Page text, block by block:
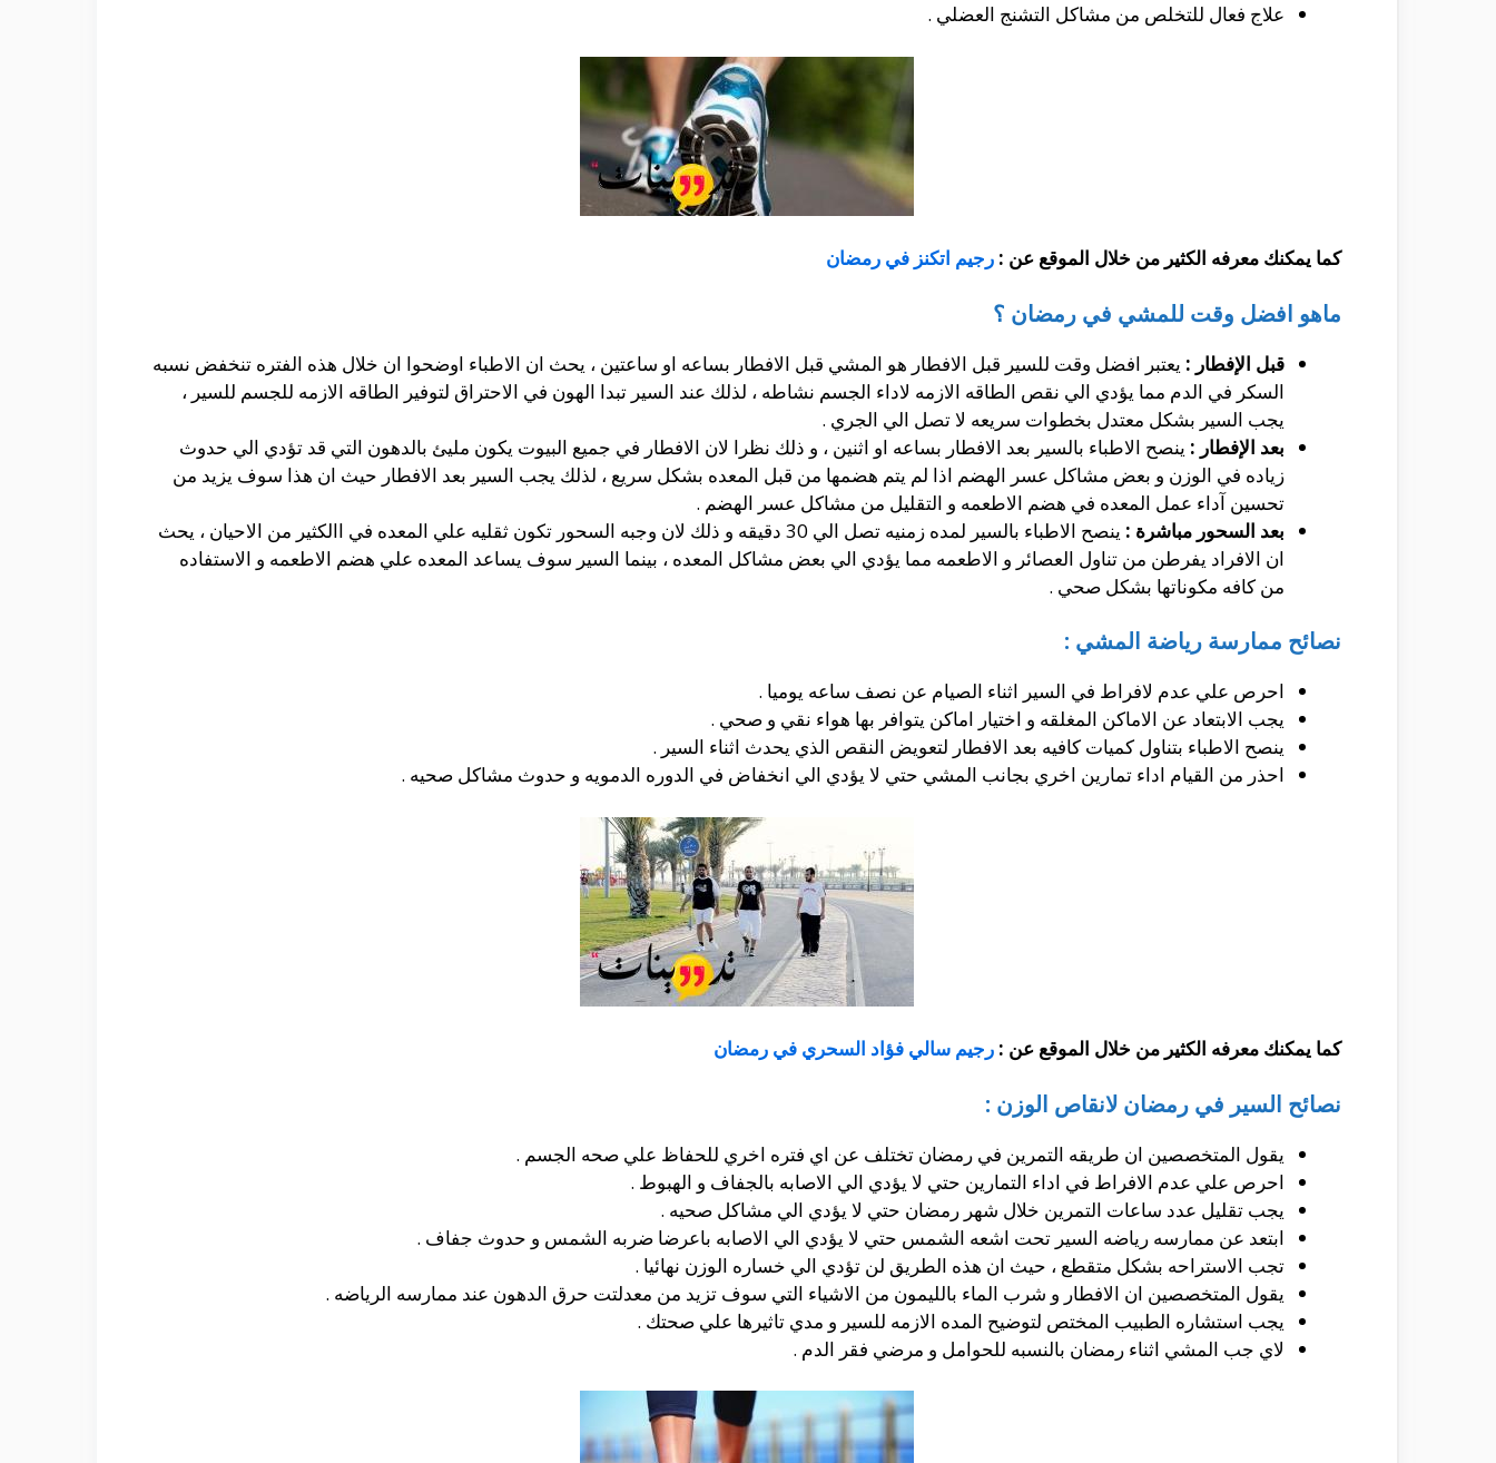
علاج فعال للتخلص من مشاكل التشنج العضلي .
كما يمكنك معرفه الكثير من خلال الموقع عن : رجيم اتكنز في رمضان
ماهو افضل وقت للمشي في رمضان ؟
قبل الإفطار : يعتبر افضل وقت للسير قبل الافطار هو المشي قبل الافطار بساعه او ساعتين ، يحث ان الاطباء اوضحوا ان خلال هذه الفتره تنخفض نسبه
السكر في الدم مما يؤدي الي نقص الطاقه الازمه لاداء الجسم نشاطه ، لذلك عند السير تبدا الهون في الاحتراق لتوفير الطاقه الازمه للجسم للسير ،
يجب السير بشكل معتدل بخطوات سريعه لا تصل الي الجري .
بعد الإفطار : ينصح الاطباء بالسير بعد الافطار بساعه او اثنين ، و ذلك نظرا لان الافطار في جميع البيوت يكون مليئ بالدهون التي قد تؤدي الي حدوث
زياده في الوزن و بعض مشاكل عسر الهضم اذا لم يتم هضمها من قبل المعده بشكل سريع ، لذلك يجب السير بعد الافطار حيث ان هذا سوف يزيد من
تحسين آداء عمل المعده في هضم الاطعمه و التقليل من مشاكل عسر الهضم .
بعد السحور مباشرة :
ينصح الاطباء بالسير لمده زمنيه تصل الي 30 دقيقه و ذلك لان وجبه السحور تكون ثقليه علي المعده في االكثير من الاحيان ، يحث
ان الافراد يفرطن من تناول العصائر و الاطعمه مما يؤدي الي بعض مشاكل المعده ، بينما السير سوف يساعد المعده علي هضم الاطعمه و الاستفاده
من كافه مكوناتها بشكل صحي .
نصائح ممارسة رياضة المشي :
احرص علي عدم لافراط في السير اثناء الصيام عن نصف ساعه يوميا .
يجب الابتعاد عن الاماكن المغلقه و اختيار اماكن يتوافر بها هواء نقي و صحي .
ينصح الاطباء بتناول كميات كافيه بعد الافطار لتعويض النقص الذي يحدث اثناء السير .
احذر من القيام اداء تمارين اخري بجانب المشي حتي لا يؤدي الي انخفاض في الدوره الدمويه و حدوث مشاكل صحيه .
كما يمكنك معرفه الكثير من خلال الموقع عن : رجيم سالي فؤاد السحري في رمضان
نصائح السير في رمضان لانقاص الوزن :
يقول المتخصصين ان طريقه التمرين في رمضان تختلف عن اي فتره اخري للحفاظ علي صحه الجسم .
احرص علي عدم الافراط في اداء التمارين حتي لا يؤدي الي الاصابه بالجفاف و الهبوط .
يجب تقليل عدد ساعات التمرين خلال شهر رمضان حتي لا يؤدي الي مشاكل صحيه .
ابتعد عن ممارسه رياضه السير تحت اشعه الشمس حتي لا يؤدي الي الاصابه باعرضا ضربه الشمس و حدوث جفاف .
تجب الاستراحه بشكل متقطع ، حيث ان هذه الطريق لن تؤدي الي خساره الوزن نهائيا .
يقول المتخصصين ان الافطار و شرب الماء بالليمون من الاشياء التي سوف تزيد من معدلتت حرق الدهون عند ممارسه الرياضه .
يجب استشاره الطبيب المختص لتوضيح المده الازمه للسير و مدي تاثيرها علي صحتك .
لاي جب المشي اثناء رمضان بالنسبه للحوامل و مرضي فقر الدم .